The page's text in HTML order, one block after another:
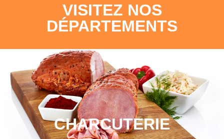
VISITEZ NOS
DÉPARTEMENTS
CHARCUTERIE